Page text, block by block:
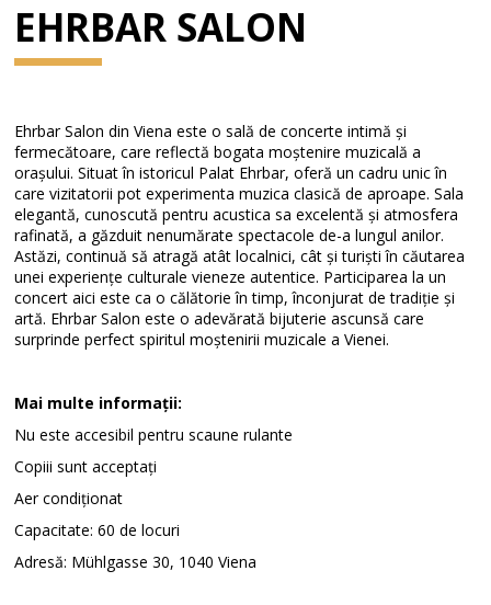
EHRBAR SALON
Ehrbar Salon din Viena este o sală de concerte intimă și
fermecătoare, care reflectă bogata moștenire muzicală a
orașului. Situat în istoricul Palat Ehrbar, oferă un cadru unic în
care vizitatorii pot experimenta muzica clasică de aproape. Sala
elegantă, cunoscută pentru acustica sa excelentă și atmosfera
rafinată, a găzduit nenumărate spectacole de-a lungul anilor.
Astăzi, continuă să atragă atât localnici, cât și turiști în căutarea
unei experiențe culturale vieneze autentice. Participarea la un
concert aici este ca o călătorie în timp, înconjurat de tradiție și
artă. Ehrbar Salon este o adevărată bijuterie ascunsă care
surprinde perfect spiritul moștenirii muzicale a Vienei.
Mai multe informații:
Nu este accesibil pentru scaune rulante
Copiii sunt acceptați
Aer condiționat
Capacitate: 60 de locuri
Adresă: Mühlgasse 30, 1040 Viena